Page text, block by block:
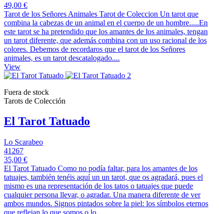
49,00 €
Tarot de los Señores Animales Tarot de Coleccion Un tarot que
combina la cabezas de un animal en el cuerpo de un hombre.....En
este tarot se ha pretendido que los amantes de los animales, tengan
un tarot diferente, que además combina con un uso racional de los
colores. Debemos de recordaros que el tarot de los Señores
animales, es un tarot descatalogado....
View
Fuera de stock
Tarots de Colección
El Tarot Tatuado
Lo Scarabeo
41267
35,00 €
El Tarot Tatuado Como no podía faltar, para los amantes de los
tatuajes, también tenéis aquí un un tarot, que os agradará, pues el
mismo es una representación de los tatos o tatuajes que puede
cualquier persona llevar, o agradar. Una manera diferente de ver
ambos mundos. Signos pintados sobre la piel: los símbolos eternos